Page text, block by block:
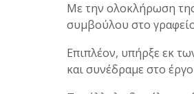
Με την ολοκλήρωση
συμβούλου στο
Επιπλέον, υπήρξε εκ
και συνέδραμε στο